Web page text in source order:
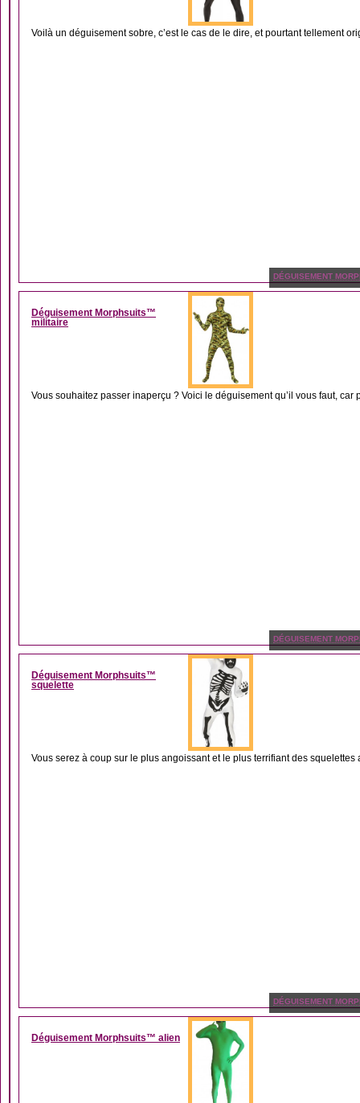
Voilà un déguisement sobre, c’est le cas de le dire, et pourtant tellement
DÉGUISEMENT
Déguisement Morphsuits™
militaire
Vous souhaitez passer inaperçu ? Voici le déguisement qu’il vous faut, car
DÉGUISEMENT
Déguisement Morphsuits™
squelette
Vous serez à coup sur le plus angoissant et le plus terrifiant des squelettes
DÉGUISEMENT
Déguisement Morphsuits™ alien